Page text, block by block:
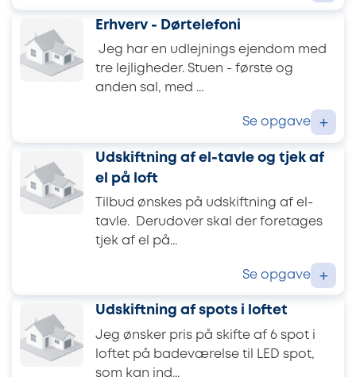
Erhverv - Dørtelefoni
Jeg har en udlejnings ejendom med
tre lejligheder. Stuen - første og
anden sal, med ...
Se opgave +
Udskiftning af el-tavle og tjek af
el på loft
Tilbud ønskes på udskiftning af el-
tavle. Derudover skal der foretages
tjek af el på...
Se opgave +
Udskiftning af spots i loftet
Jeg ønsker pris på skifte af 6 spot i
loftet på badeværelse til LED spot,
som kan ind...